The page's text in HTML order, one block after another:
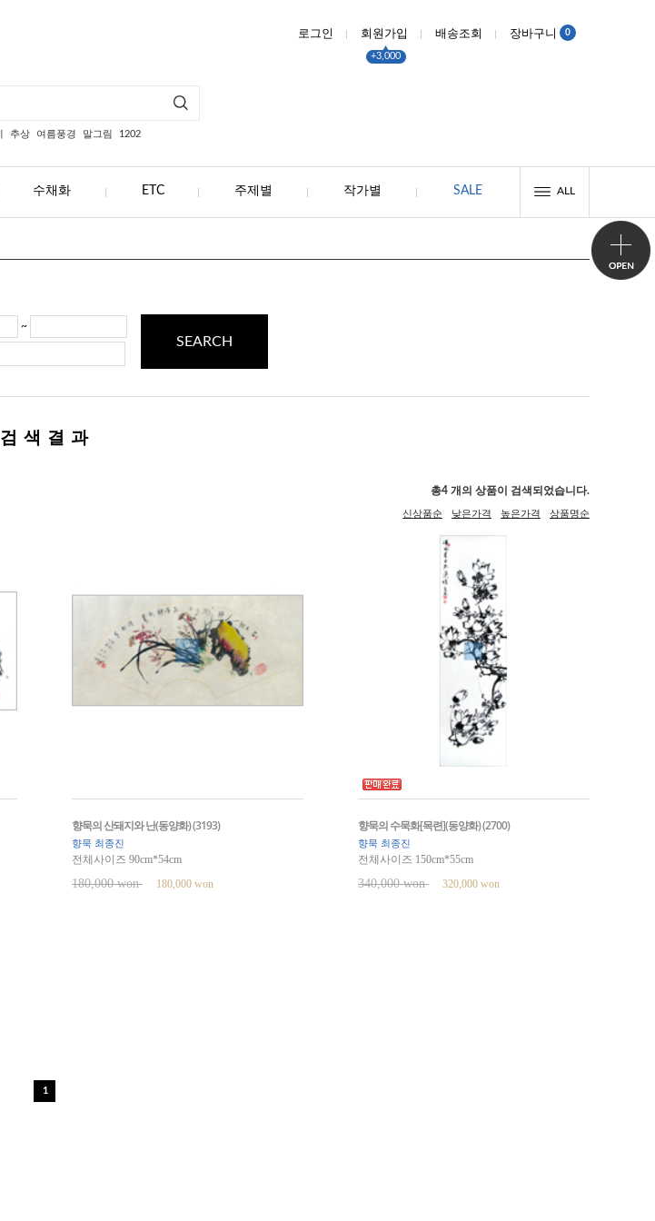
로그인 회원가입
+3,000
배송조회 장바구니 0
추상 여름풍경 말그림 1202
수채화 ETC 주제별 작가별 SALE ALL
~
SEARCH
검 색 결 과
총4 개의 상품이 검색되었습니다.
상품명순
높은가격
낮은가격
신상품순
향묵의 산돼지와 난(동양화) (3193)
향묵 최종진
전체사이즈 90cm*54cm
180,000 won 180,000 won
향묵의 수묵화[목련](동양화) (2700)
향묵 최종진
전체사이즈 150cm*55cm
340,000 won 320,000 won
1